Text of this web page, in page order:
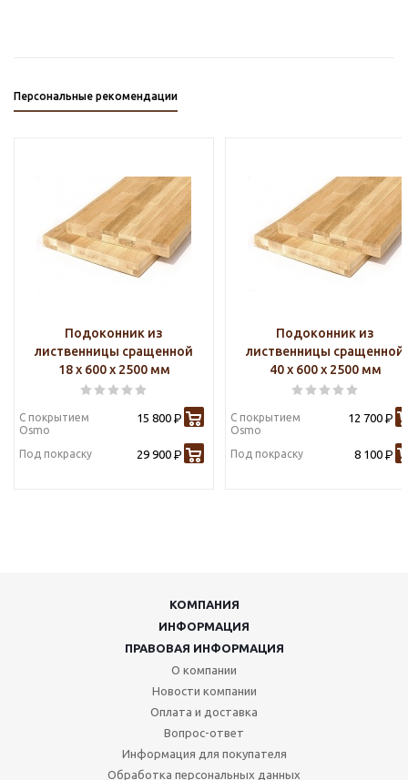
Персональные рекомендации
Подоконник из
лиственницы сращенной
18 х 600 х 2500 мм
С покрытием
Osmo
15 800 Р
Под покраску 29 900 Р
Подоконник из
лиственницы сращенной
40 х 600 х 2500 мм
С покрытием
Osmo
12 700 Р
Под покраску 8 100 Р
КОМПАНИЯ
ИНФОРМАЦИЯ
ПРАВОВАЯ ИНФОРМАЦИЯ
О компании
Новости компании
Оплата и доставка
Вопрос-ответ
Информация для покупателя
Обработка персональных данных